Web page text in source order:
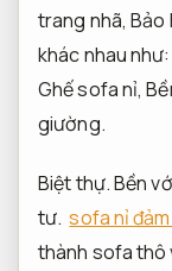
trang nhã,Bảo
khác nhau như:
Ghế sofa nỉ,
giường.
Biệt thự.Bền
tư. sofa nỉ
thành sofa